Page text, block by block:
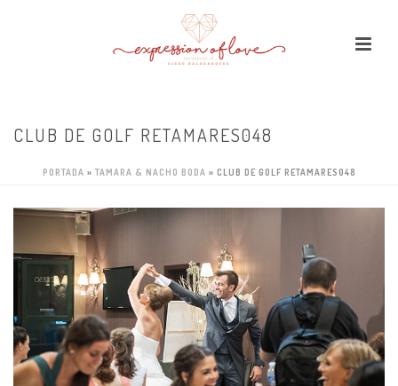
CLUB DE GOLF RETAMARES048
PORTADA » TAMARA & NACHO BODA » CLUB DE GOLF RETAMARES048